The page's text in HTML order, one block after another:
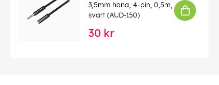
3,5mm hona, 4-pin, 0,5m,
svart (AUD-150)
30 kr